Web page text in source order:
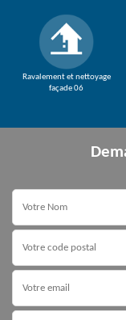
Ravalement et nettoyage
façade 06